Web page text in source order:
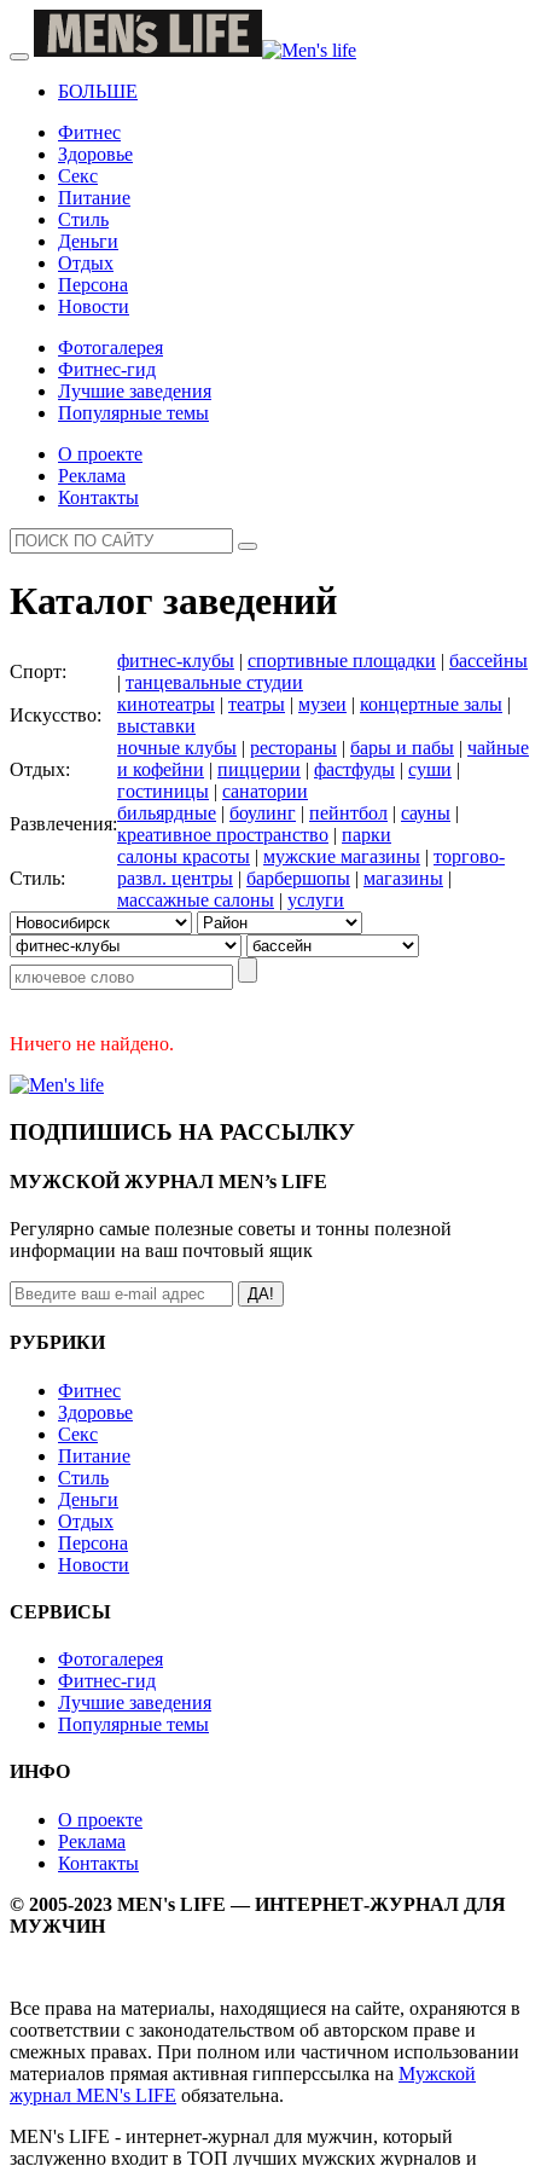
БОЛЬШЕ
Фитнес
Здоровье
Секс
Питание
Стиль
Деньги
Отдых
Персона
Новости
Фотогалерея
Фитнес-гид
Лучшие заведения
Популярные темы
О проекте
Реклама
Контакты
Каталог заведений
Спорт:
фитнес-клубы | спортивные площадки | бассейны
| танцевальные студии
Искусство:
кинотеатры | театры | музеи | концертные залы |
выставки
Отдых:
ночные клубы | рестораны | бары и пабы | чайные
и кофейни | пиццерии | фастфуды | суши |
гостиницы | санатории
Развлечения:
бильярдные | боулинг | пейнтбол | сауны |
креативное пространство | парки
Стиль:
салоны красоты | мужские магазины | торгово-
развл. центры | барбершопы | магазины |
массажные салоны | услуги
Ничего не найдено.
ПОДПИШИСЬ НА РАССЫЛКУ
МУЖСКОЙ ЖУРНАЛ MEN’s LIFE
Регулярно самые полезные советы и тонны полезной
информации на ваш почтовый ящик
ДА!
РУБРИКИ
Фитнес
Здоровье
Секс
Питание
Стиль
Деньги
Отдых
Персона
Новости
СЕРВИСЫ
Фотогалерея
Фитнес-гид
Лучшие заведения
Популярные темы
ИНФО
О проекте
Реклама
Контакты
© 2005-2023 MEN's LIFE — ИНТЕРНЕТ-ЖУРНАЛ ДЛЯ
МУЖЧИН
Все права на материалы, находящиеся на сайте, охраняются в
соответствии с законодательством об авторском праве и
смежных правах. При полном или частичном использовании
материалов прямая активная гипперссылка на Мужской
журнал MEN's LIFE обязательна.
MEN's LIFE - интернет-журнал для мужчин, который
заслуженно входит в ТОП лучших мужских журналов и